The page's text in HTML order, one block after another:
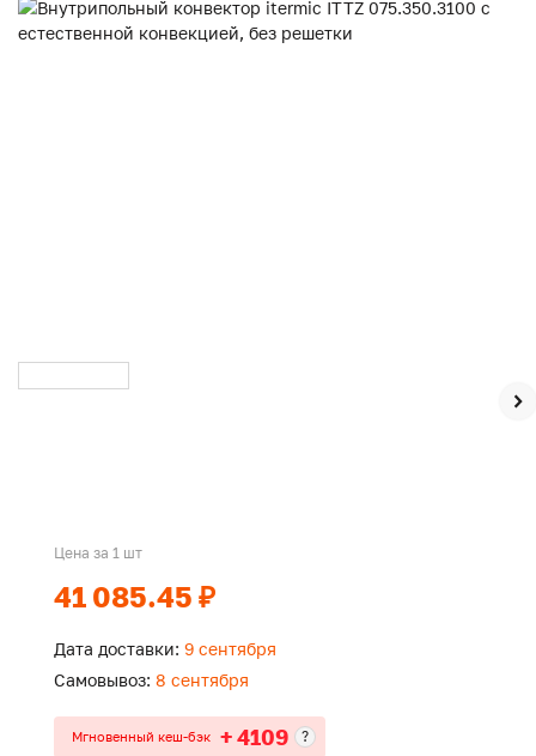
Цена за 1 шт
41 085.45 ₽
Дата доставки: 9 сентября
Самовывоз: 8 сентября
Мгновенный кеш-бэк + 4109 ?